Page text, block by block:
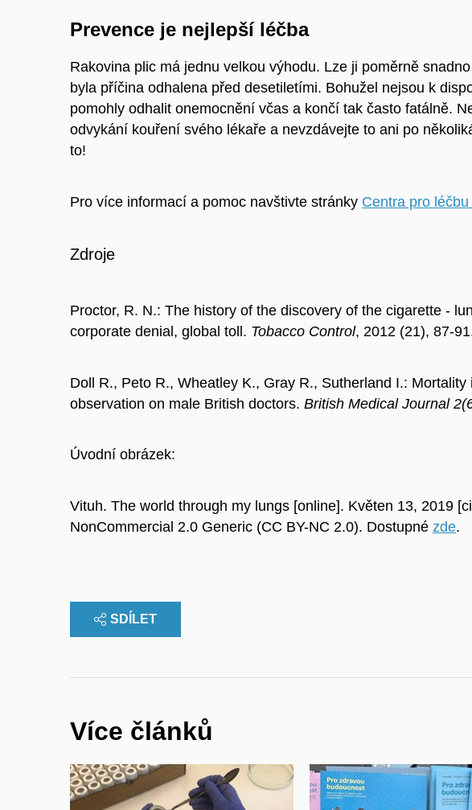
Prevence je nejlepší léčba
Rakovina plic má jednu velkou výhodu. Lze ji poměrně
byla příčina odhalena před desetiletími. Bohužel nejsou k
pomohly odhalit onemocnění včas a končí tak často fatálně.
odvykání kouření svého lékaře a nevzdávejte to ani po
to!
Pro více informací a pomoc navštivte stránky Centra pro
Zdroje
Proctor, R. N.: The history of the discovery of the cigarette -
corporate denial, global toll. Tobacco Control, 2012 (21), 87-
Doll R., Peto R., Wheatley K., Gray R., Sutherland I.:
observation on male British doctors. British Medical Journal
Úvodní obrázek:
Vituh. The world through my lungs [online]. Květen 13, 2019
NonCommercial 2.0 Generic (CC BY-NC 2.0). Dostupné zde.
SDÍLET
Více článků